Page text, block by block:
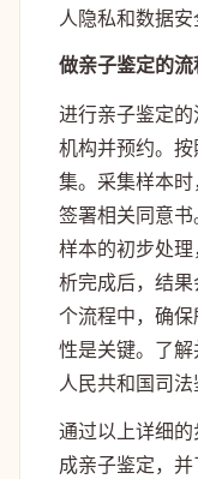
人隐私和数据安
做亲子鉴定的流
进行亲子鉴定
机构并预约。
集。采集样本
签署相关同意
样本的初步处
析完成后，结
个流程中，确
性是关键。了
人民共和国司法
通过以上详细
成亲子鉴定，